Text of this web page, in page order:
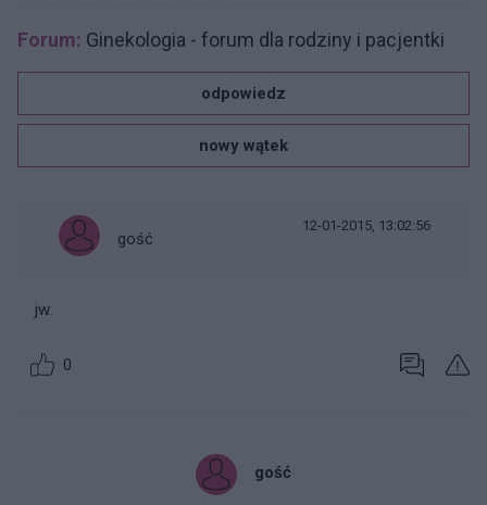
Forum: Ginekologia - forum dla rodziny i pacjentki
odpowiedz
nowy wątek
gość
12-01-2015, 13:02:56
jw.
0
gość